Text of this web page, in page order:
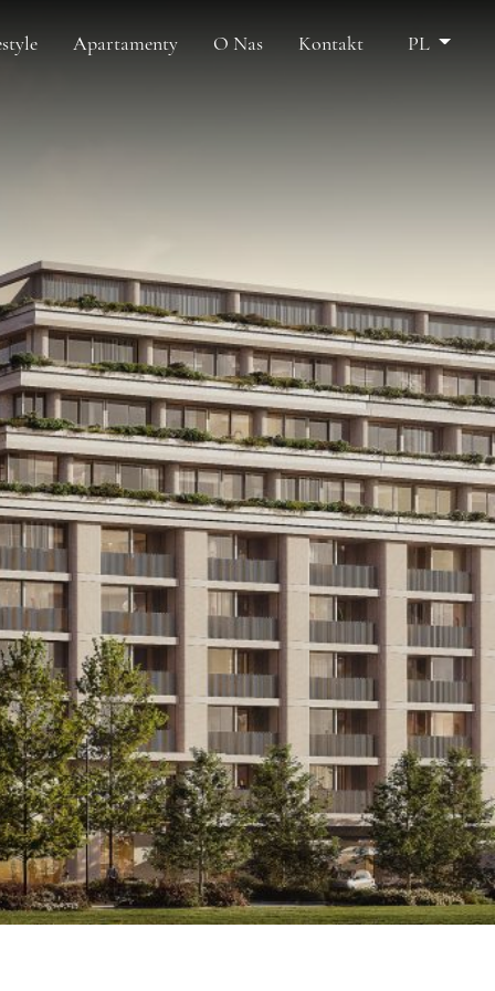
Apartamenty O Nas Kontakt PL